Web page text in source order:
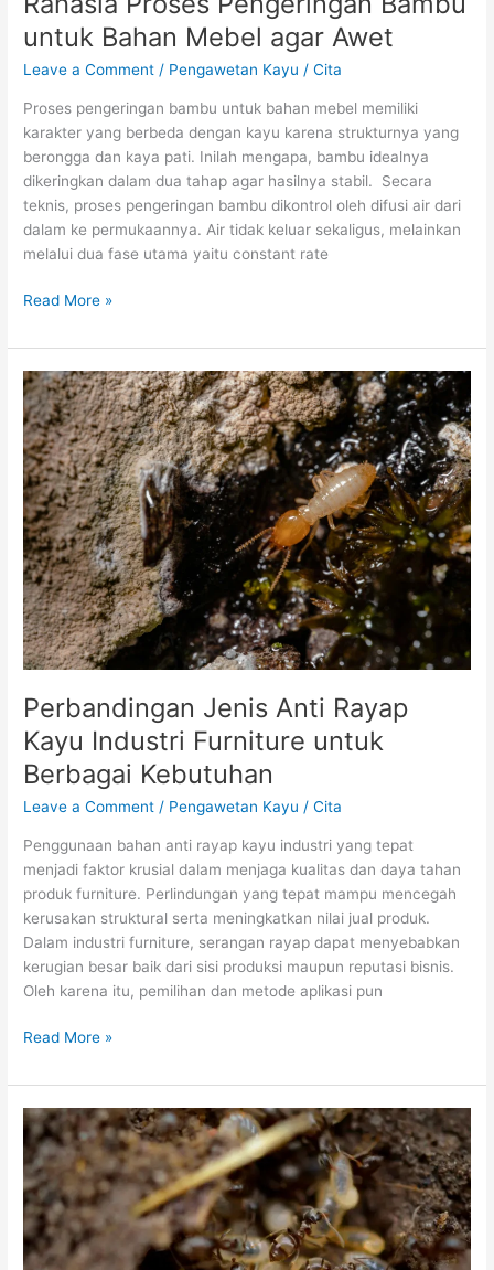
untuk Bahan Mebel agar Awet
Leave a Comment / Pengawetan Kayu /Cita
Proses pengeringan bambu untuk bahan mebel memiliki
karakter yang berbeda dengan kayu karena strukturnya yang
berongga dan kaya pati. Inilah mengapa, bambu idealnya
dikeringkan dalam dua tahap agar hasilnya stabil. Secara
teknis, proses pengeringan bambu dikontrol oleh difusi air dari
dalam ke permukaannya. Air tidak keluar sekaligus, melainkan
melalui dua fase utama yaitu constant rate
Read More »
Perbandingan Jenis Anti Rayap
Kayu Industri Furniture untuk
Berbagai Kebutuhan
Leave a Comment / Pengawetan Kayu /Cita
Penggunaan bahan anti rayap kayu industri yang tepat
menjadi faktor krusial dalam menjaga kualitas dan daya tahan
produk furniture. Perlindungan yang tepat mampu mencegah
kerusakan struktural serta meningkatkan nilai jual produk.
Dalam industri furniture, serangan rayap dapat menyebabkan
kerugian besar baik dari sisi produksi maupun reputasi bisnis.
Oleh karena itu, pemilihan dan metode aplikasi pun
Perbandingan
Jenis
Anti
Rayap
Kayu
Industri
Furniture
untuk
Berbagai
Kebutuhan
Read More »
Nonor
Kayu:
Ciri-
Ciri,
Habitat,
dan
Perannya